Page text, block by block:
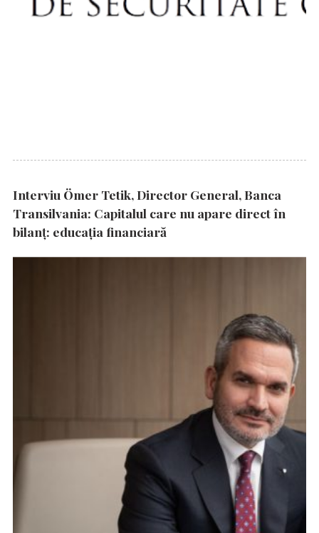
Interviu Ömer Tetik, Director General, Banca
Transilvania: Capitalul care nu apare direct în
bilanț: educația financiară